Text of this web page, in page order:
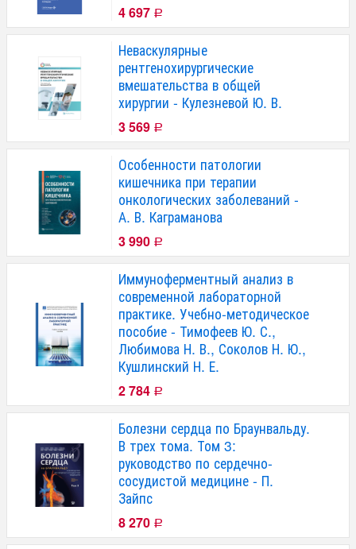
4 697 Р
Неваскулярные
рентгенохирургические
вмешательства в общей
хирургии - Кулезневой Ю. В.
3 569 Р
Особенности патологии
кишечника при терапии
онкологических заболеваний -
А. В. Каграманова
3 990 Р
Иммуноферментный анализ в
современной лабораторной
практике. Учебно-методическое
пособие - Тимофеев Ю. С.,
Любимова Н. В., Соколов Н. Ю.,
Кушлинский Н. Е.
2 784 Р
Болезни сердца по Браунвальду.
В трех тома. Том 3:
руководство по сердечно-
сосудистой медицине - П.
Зайпс
8 270 Р